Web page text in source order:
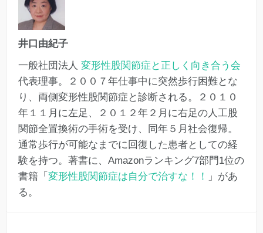
井口由紀子
一般社団法人 変形性股関節症と正しく向き合う会
代表理事。２００７年仕事中に突然歩行困難とな
り、両側変形性股関節症と診断される。２０１０
年１１月に左足、２０１２年２月に右足の人工股
関節全置換術の手術を受け、同年５月社会復帰。
通常歩行が可能なまでに回復した患者としての経
験を持つ。著書に、Amazonランキング7部門1位の
書籍「 変形性股関節症は自分で治すな！！
」があ
る。